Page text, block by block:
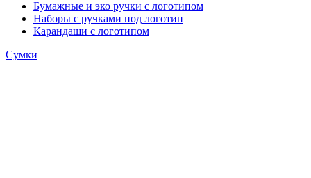
Бумажные и эко ручки с логотипом
Наборы с ручками под логотип
Карандаши с логотипом
Сумки